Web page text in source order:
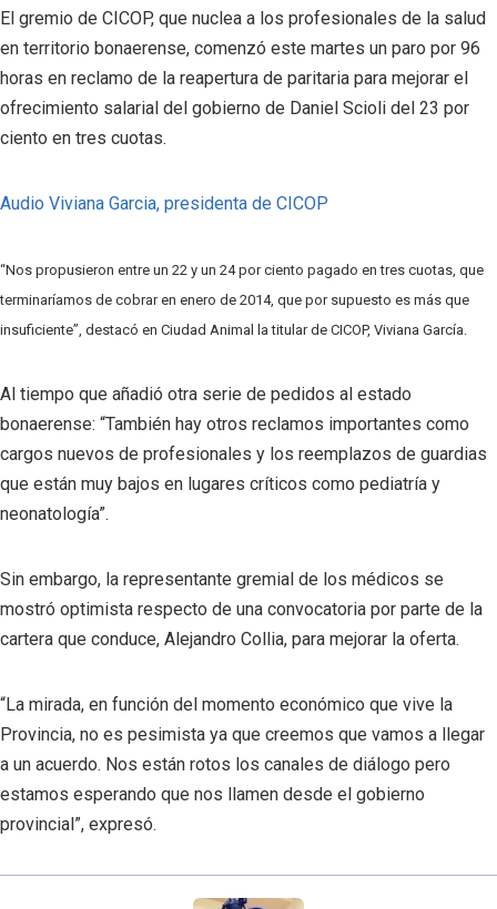
El gremio de CICOP, que nuclea a los profesionales de la salud
en territorio bonaerense, comenzó este martes un paro por 96
horas en reclamo de la reapertura de paritaria para mejorar el
ofrecimiento salarial del gobierno de Daniel Scioli del 23 por
ciento en tres cuotas.
Audio Viviana Garcia, presidenta de CICOP
“Nos propusieron entre un 22 y un 24 por ciento pagado en tres cuotas, que
terminaríamos de cobrar en enero de 2014, que por supuesto es más que
insuficiente”, destacó en Ciudad Animal la titular de CICOP, Viviana García.
Al tiempo que añadió otra serie de pedidos al estado
bonaerense: “También hay otros reclamos importantes como
cargos nuevos de profesionales y los reemplazos de guardias
que están muy bajos en lugares críticos como pediatría y
neonatología”.
Sin embargo, la representante gremial de los médicos se
mostró optimista respecto de una convocatoria por parte de la
cartera que conduce, Alejandro Collia, para mejorar la oferta.
“La mirada, en función del momento económico que vive la
Provincia, no es pesimista ya que creemos que vamos a llegar
a un acuerdo. Nos están rotos los canales de diálogo pero
estamos esperando que nos llamen desde el gobierno
provincial”, expresó.